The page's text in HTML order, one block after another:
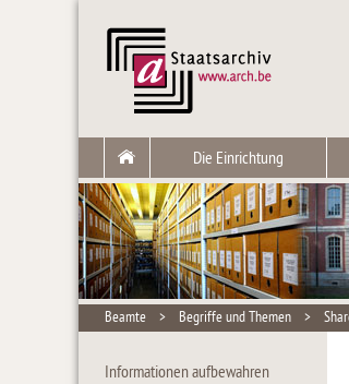
Die Einrichtung
Beamte > Begriffe und Themen >
Informationen aufbewahren